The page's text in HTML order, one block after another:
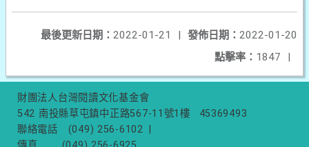
發佈日期： 2022-01-20
最後更新日期： 2022-01-21
|
點擊率： 1847 |
財團法人台灣閱讀文化基金會
542 南投縣草屯鎮中正路567-11號1樓
45369493
聯絡電話
(049) 256-6102